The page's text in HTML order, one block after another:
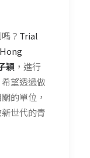
？ Trial
穎 ，進行
望透過做
的單位，
世代的青